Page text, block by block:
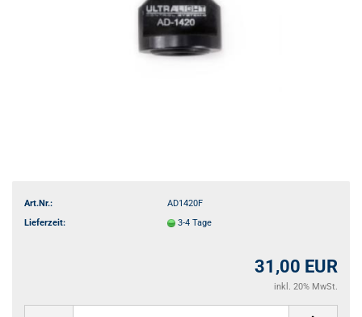
Art.Nr.:
AD1420F
Lieferzeit:
3-4 Tage
31,00 EUR
inkl. 20% MwSt.